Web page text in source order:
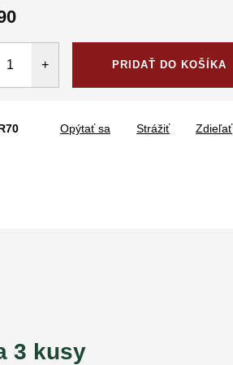
PRIDAŤ DO KOŠÍKA
Opýtať sa Strážiť Zdieľať
3 kusy